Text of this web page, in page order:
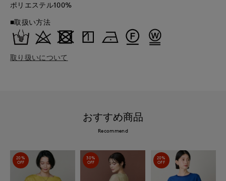
ポリエステル100%
■取扱い方法
取り扱いについて
おすすめ商品
Recommend
20%
OFF
30%
OFF
20%
OFF